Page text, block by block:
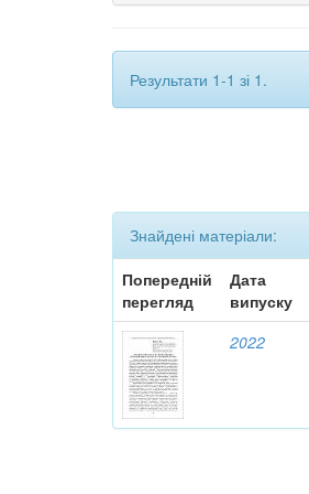
Результати 1-1 зі 1.
Знайдені матеріали:
Попередній
перегляд
Дата
випуску
2022